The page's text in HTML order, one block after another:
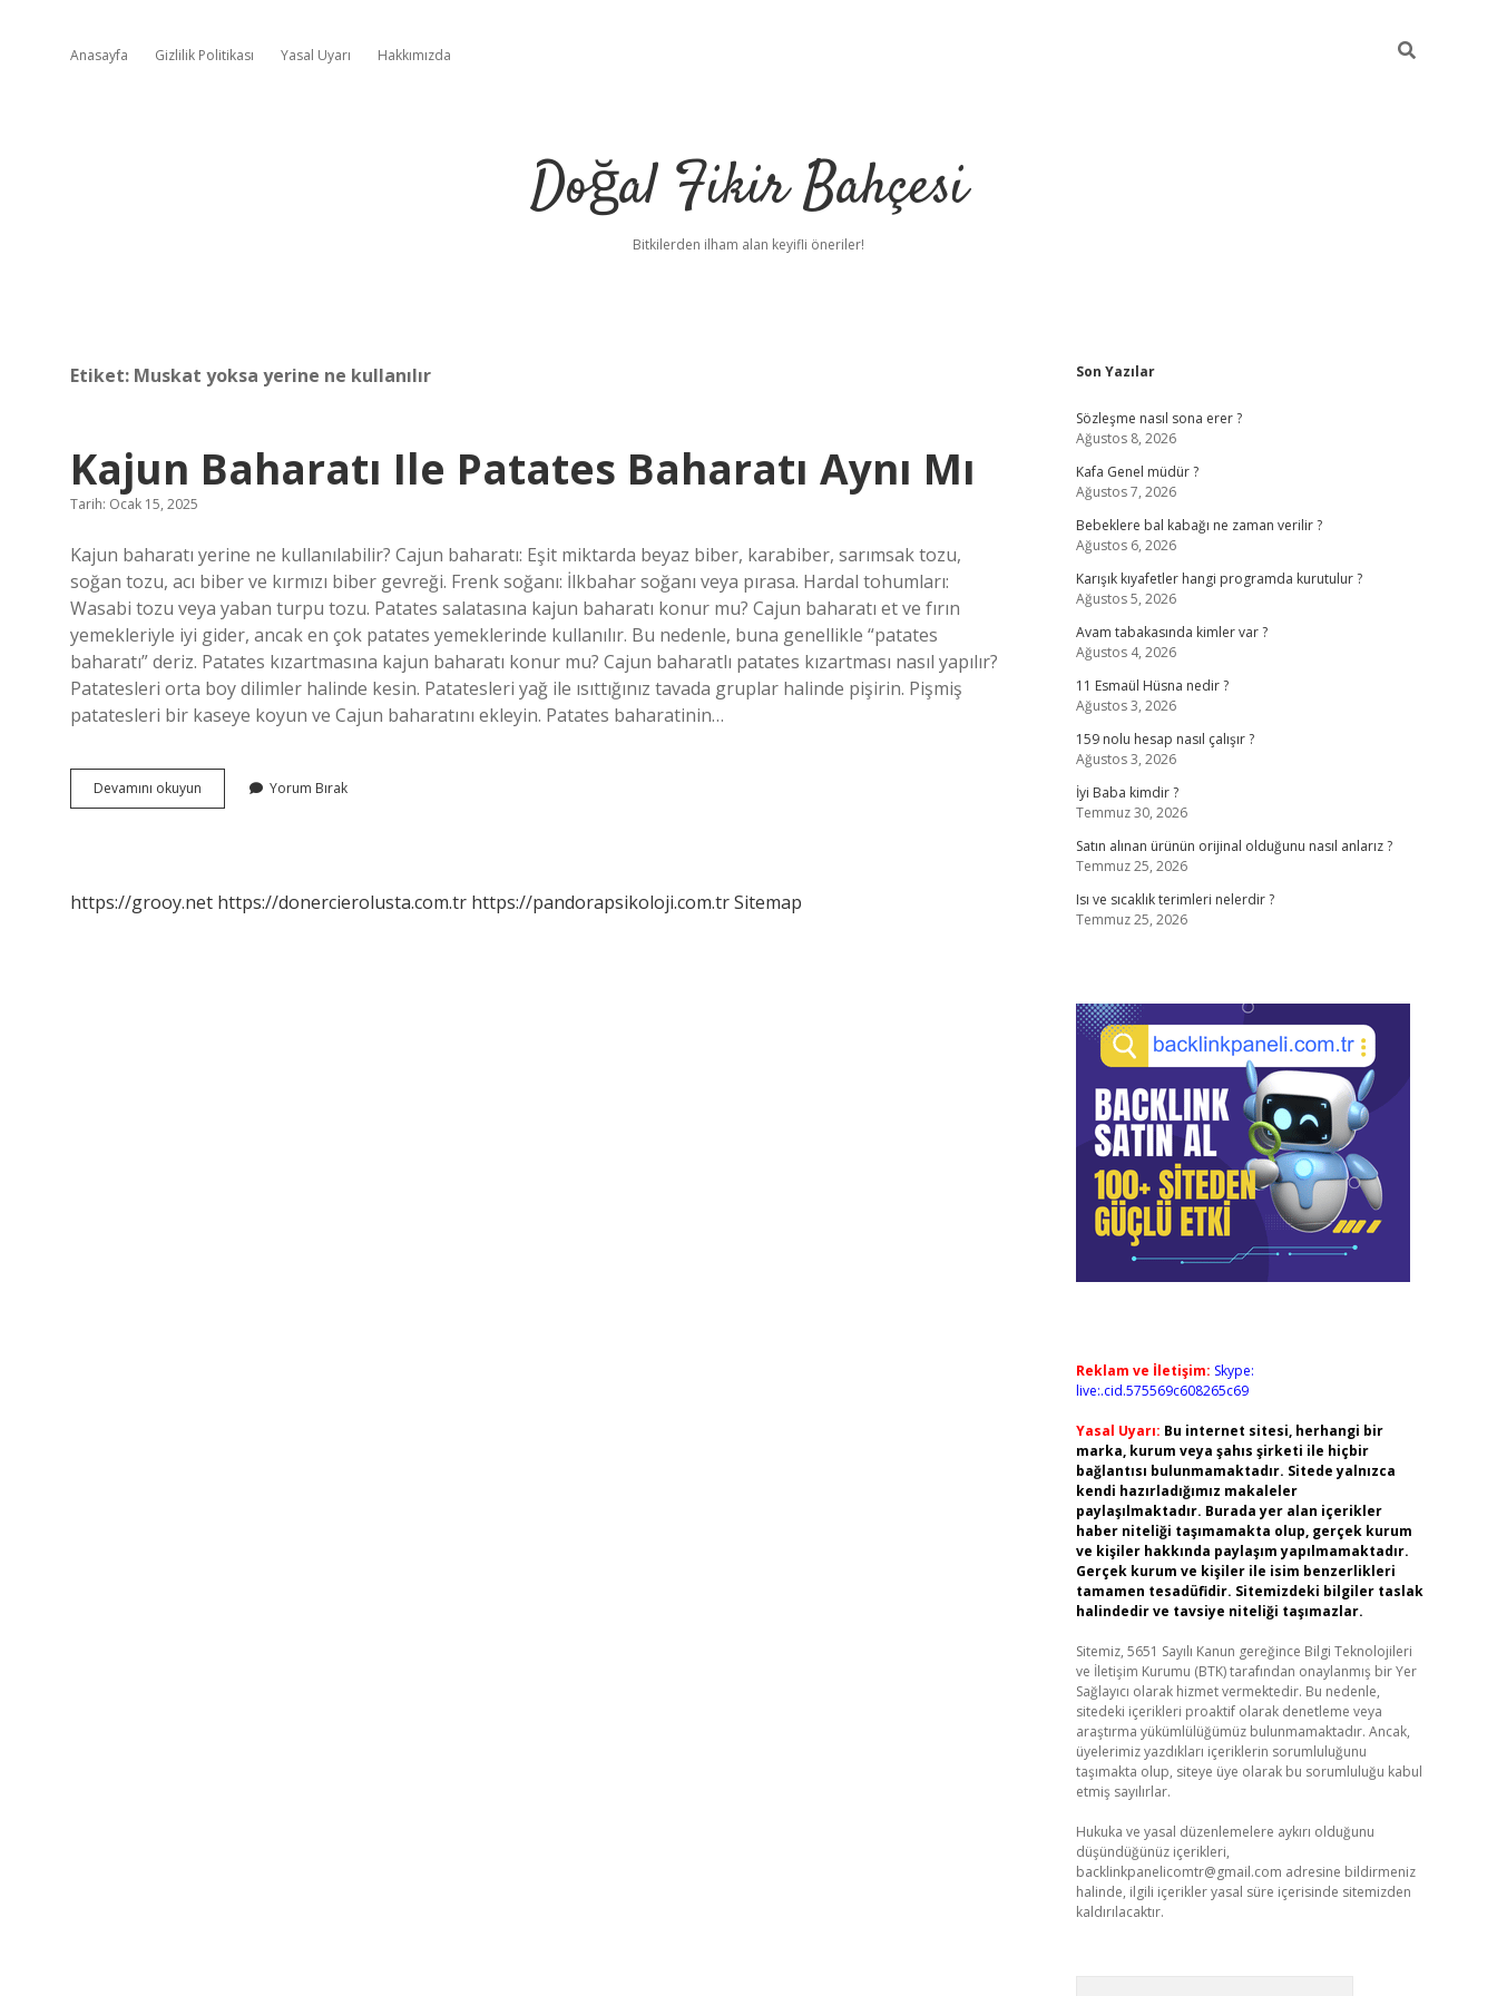
Anasayfa Gizlilik Politikası Yasal Uyarı Hakkımızda
Doğal Fikir Bahçesi
Bitkilerden ilham alan keyifli öneriler!
Etiket: Muskat yoksa yerine ne kullanılır
Kajun Baharatı Ile Patates Baharatı Aynı Mı
Tarih: Ocak 15, 2025
Kajun baharatı yerine ne kullanılabilir? Cajun baharatı: Eşit miktarda beyaz biber, karabiber, sarımsak tozu,
soğan tozu, acı biber ve kırmızı biber gevreği. Frenk soğanı: İlkbahar soğanı veya pırasa. Hardal tohumları:
Wasabi tozu veya yaban turpu tozu. Patates salatasına kajun baharatı konur mu? Cajun baharatı et ve fırın
yemekleriyle iyi gider, ancak en çok patates yemeklerinde kullanılır. Bu nedenle, buna genellikle “patates
baharatı” deriz. Patates kızartmasına kajun baharatı konur mu? Cajun baharatlı patates kızartması nasıl yapılır?
Patatesleri orta boy dilimler halinde kesin. Patatesleri yağ ile ısıttığınız tavada gruplar halinde pişirin. Pişmiş
patatesleri bir kaseye koyun ve Cajun baharatını ekleyin. Patates baharatinin…
Devamını okuyun
Baharatı
Mı
Yorum Bırak
https://grooy.net https://donercierolusta.com.tr https://pandorapsikoloji.com.trSitemap
Sidebar
Son Yazılar
Sözleşme nasıl sona erer ?
Ağustos 8, 2026
Kafa Genel müdür ?
Ağustos 7, 2026
Bebeklere bal kabağı ne zaman verilir ?
Ağustos 6, 2026
Karışık kıyafetler hangi programda kurutulur ?
Ağustos 5, 2026
Avam tabakasında kimler var ?
Ağustos 4, 2026
11 Esmaül Hüsna nedir ?
Ağustos 3, 2026
159 nolu hesap nasıl çalışır ?
Ağustos 3, 2026
İyi Baba kimdir ?
Temmuz 30, 2026
Satın alınan ürünün orijinal olduğunu nasıl anlarız ?
Temmuz 25, 2026
Isı ve sıcaklık terimleri nelerdir ?
Temmuz 25, 2026
Reklam ve İletişim: Skype:
live:.cid.575569c608265c69
Yasal Uyarı: Bu internet sitesi, herhangi bir
marka, kurum veya şahıs şirketi ile hiçbir
bağlantısı bulunmamaktadır. Sitede yalnızca
kendi hazırladığımız makaleler
paylaşılmaktadır. Burada yer alan içerikler
haber niteliği taşımamakta olup, gerçek kurum
ve kişiler hakkında paylaşım yapılmamaktadır.
Gerçek kurum ve kişiler ile isim benzerlikleri
tamamen tesadüfidir. Sitemizdeki bilgiler taslak
halindedir ve tavsiye niteliği taşımazlar.
Sitemiz, 5651 Sayılı Kanun gereğince Bilgi Teknolojileri
ve İletişim Kurumu (BTK) tarafından onaylanmış bir Yer
Sağlayıcı olarak hizmet vermektedir. Bu nedenle,
sitedeki içerikleri proaktif olarak denetleme veya
araştırma yükümlülüğümüz bulunmamaktadır. Ancak,
üyelerimiz yazdıkları içeriklerin sorumluluğunu
taşımakta olup, siteye üye olarak bu sorumluluğu kabul
etmiş sayılırlar.
Hukuka ve yasal düzenlemelere aykırı olduğunu
düşündüğünüz içerikleri,
backlinkpanelicomtr@gmail.com adresine bildirmeniz
halinde, ilgili içerikler yasal süre içerisinde sitemizden
kaldırılacaktır.